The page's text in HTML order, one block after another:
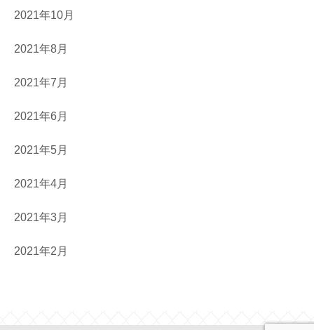
2021年10月
2021年8月
2021年7月
2021年6月
2021年5月
2021年4月
2021年3月
2021年2月